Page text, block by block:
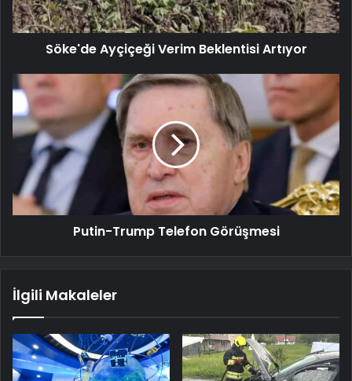
Söke'de Ayçiçeği Verim Beklentisi Artıyor
Putin-Trump Telefon Görüşmesi
İlgili Makaleler